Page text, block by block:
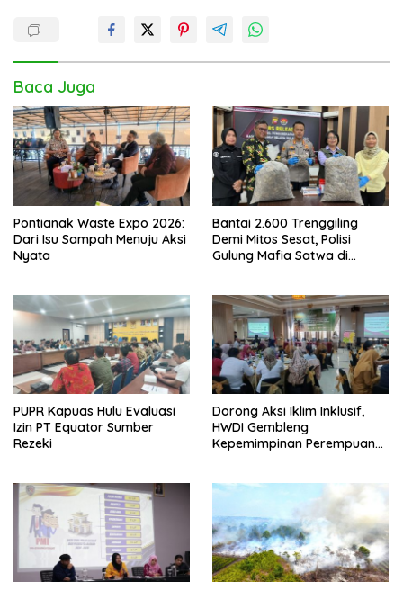
Baca Juga
Pontianak Waste Expo 2026:
Dari Isu Sampah Menuju Aksi
Nyata
Bantai 2.600 Trenggiling
Demi Mitos Sesat, Polisi
Gulung Mafia Satwa di
PUPR Kapuas Hulu Evaluasi
Izin PT Equator Sumber
Rezeki
Dorong Aksi Iklim Inklusif,
HWDI Gembleng
Kepemimpinan Perempuan